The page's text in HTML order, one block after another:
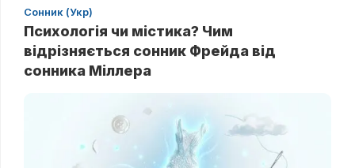
Сонник (Укр)
Психологія чи містика? Чим
відрізняється сонник Фрейда від
сонника Міллера